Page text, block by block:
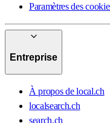
Paramètres des
Entreprise
À propos de local.ch
localsearch.ch
search.ch